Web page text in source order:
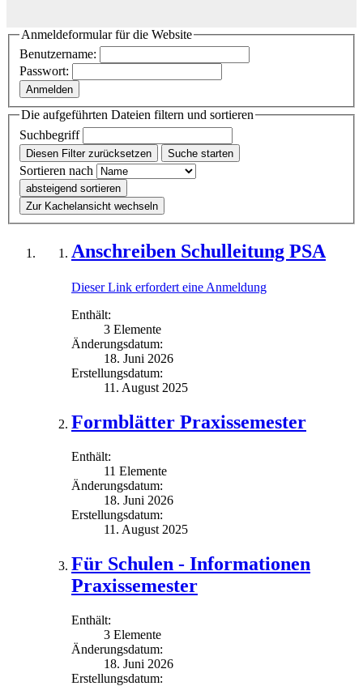
Anmeldeformular für die Website
Benutzername:
Passwort:
Anmelden
Die aufgeführten Dateien filtern und sortieren
Suchbegriff
Diesen Filter zurücksetzen Suche starten
Sortieren nach
absteigend sortieren
Zur Kachelansicht wechseln
Anschreiben Schulleitung PSA
Dieser Link erfordert eine Anmeldung
Enthält:
3 Elemente
Änderungsdatum:
18. Juni 2026
Erstellungsdatum:
11. August 2025
Formblätter Praxissemester
Enthält:
11 Elemente
Änderungsdatum:
18. Juni 2026
Erstellungsdatum:
11. August 2025
Für Schulen - Informationen
Praxissemester
Enthält:
3 Elemente
Änderungsdatum:
18. Juni 2026
Erstellungsdatum: